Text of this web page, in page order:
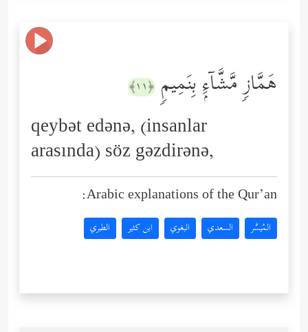
هَمَّازࣲ مَّشَّاۤءِۭ بِنَمِیمࣲ ﴿١١﴾
qeybət edənə, (insanlar
arasında) söz gəzdirənə,
Arabic explanations of the Qur’an:
المُيسَّر السعدي البغوي ابن كثير الطبري